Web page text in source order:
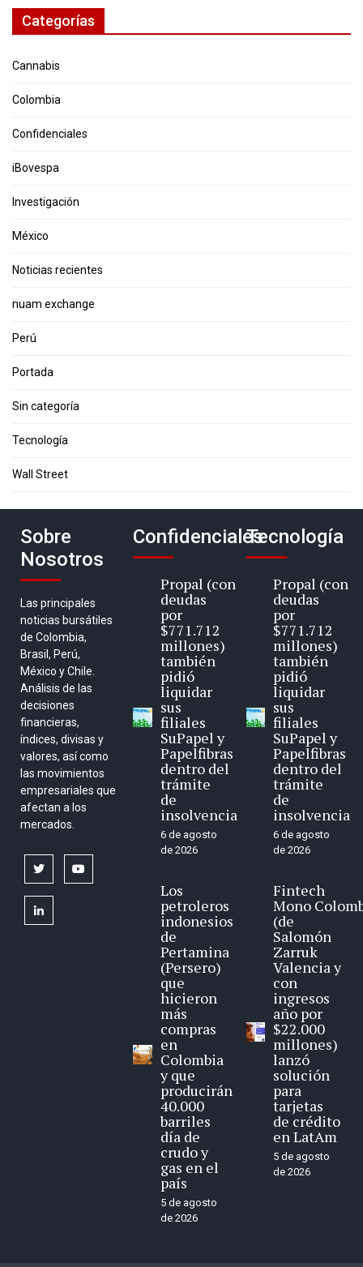
Categorías
Cannabis
Colombia
Confidenciales
iBovespa
Investigación
México
Noticias recientes
nuam exchange
Perú
Portada
Sin categoría
Tecnología
Wall Street
Sobre
Nosotros
Las principales
noticias bursátiles
de Colombia,
Brasil, Perú,
México y Chile.
Análisis de las
decisiones
financieras,
índices, divisas y
valores, así como
las movimientos
empresariales que
afectan a los
mercados.
twitter
linkedin
Confidenciales
Propal (con
deudas
por
$771.712
millones)
también
pidió
liquidar
sus
filiales
SuPapel y
Papelfibras
dentro del
trámite
de
insolvencia
6 de agosto
de 2026
Los
petroleros
indonesios
de
Pertamina
(Persero)
que
hicieron
más
compras
en
Colombia
y que
producirán
40.000
barriles
día de
crudo y
gas en el
país
5 de agosto
de 2026
Tecnología
Propal (con
deudas
por
$771.712
millones)
también
pidió
liquidar
sus
filiales
SuPapel y
Papelfibras
dentro del
trámite
de
insolvencia
6 de agosto
de 2026
Fintech
Mono
(de
Salomón
Zarruk
Valencia y
con
ingresos
año por
$22.000
millones)
lanzó
solución
para
tarjetas
de crédito
en LatAm
5 de agosto
de 2026